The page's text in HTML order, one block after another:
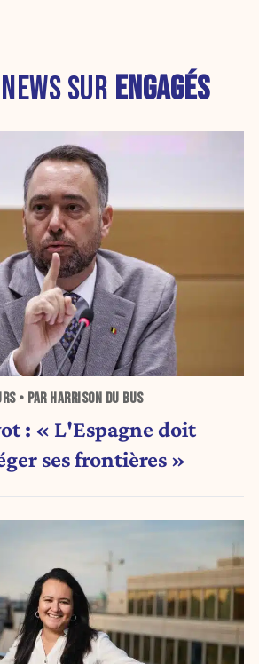
SUR ENGAGÉS
• PAR HARRISON DU BUS
: « L'Espagne doit
ses frontières »